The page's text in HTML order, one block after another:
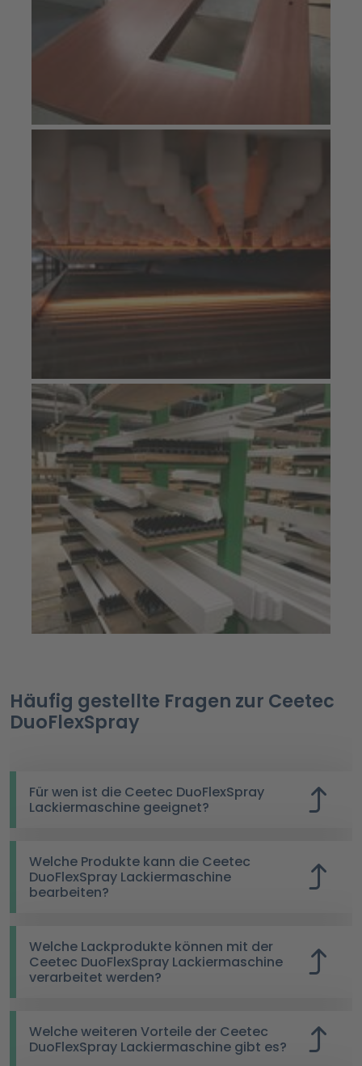
Häufig gestellte Fragen zur Ceetec
DuoFlexSpray
Für wen ist die Ceetec DuoFlexSpray
Lackiermaschine geeignet?
Welche Produkte kann die Ceetec
DuoFlexSpray Lackiermaschine
bearbeiten?
Welche Lackprodukte können mit der
Ceetec DuoFlexSpray Lackiermaschine
verarbeitet werden?
Welche weiteren Vorteile der Ceetec
DuoFlexSpray Lackiermaschine gibt es?